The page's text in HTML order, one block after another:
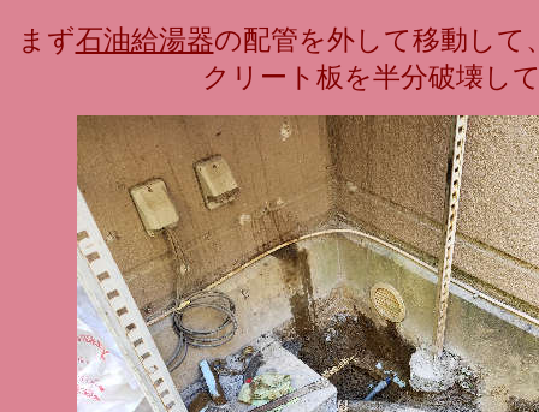
まず石油給湯器の配管を外して移動して
クリート板を半分破壊し